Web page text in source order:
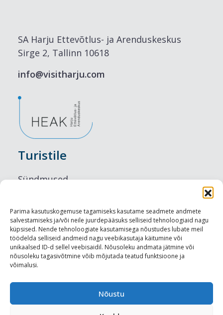
Parima kasutuskogemuse tagamiseks kasutame seadmete andmete
salvestamiseks ja/või neile juurdepääsuks selliseid tehnoloogiaid nagu
küpsised. Nende tehnoloogiate kasutamisega nõustudes lubate meil
töödelda selliseid andmeid nagu veebikasutaja käitumine või
unikaalsed ID-d sellel veebisaidil. Nõusoleku andmata jätmine või
nõusoleku tagasivõtmine võib mõjutada teatud funktsioone ja
võimalusi.
Nõustu
SA Harju Ettevõtlus- ja Arenduskeskus
Sirge 2, Tallinn 10618
info@visitharju.com
Turistile
Sündmused
Maitseelamused
Vaatamisväärsused
Visit Tallinn
Turismiprofessionaalile